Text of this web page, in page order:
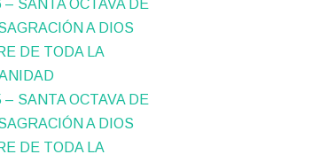
– SANTA OCTAVA DE
A DIOS
DE TODA LA
– SANTA OCTAVA DE
A DIOS
DE TODA LA